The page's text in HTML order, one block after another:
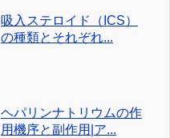
吸入ステロイド（ICS）
の種類とそれぞれ...
ヘパリンナトリウムの作
用機序と副作用|ア...